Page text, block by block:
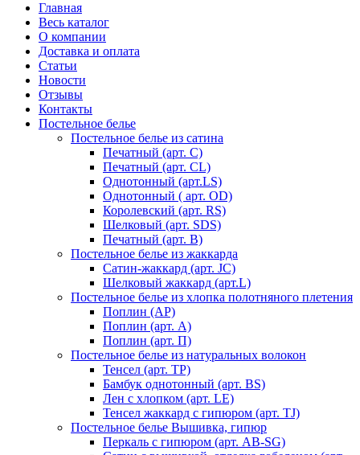
Главная
Весь каталог
О компании
Доставка и оплата
Статьи
Новости
Отзывы
Контакты
Постельное белье
Постельное белье из сатина
Печатный (арт. С)
Печатный (арт. СL)
Однотонный (арт.LS)
Однотонный ( арт. OD)
Королевский (арт. RS)
Шелковый (арт. SDS)
Печатный (арт. В)
Постельное белье из жаккарда
Сатин-жаккард (арт. JC)
Шелковый жаккард (арт.L)
Постельное белье из хлопка полотняного плетения
Поплин (AP)
Поплин (арт. А)
Поплин (арт. П)
Постельное белье из натуральных волокон
Тенсел (арт. ТР)
Бамбук однотонный (арт. BS)
Лен с хлопком (арт. LE)
Тенсел жаккард с гипюром (арт. TJ)
Постельное белье Вышивка, гипюр
Перкаль с гипюром (арт. AB-SG)